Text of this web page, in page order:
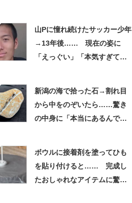
山Pに憧れ続けたサッカー少年
→13年後…… 現在の姿に
「えっぐい」「本気すぎて尊
新潟の海で拾った石→割れ目
から中をのぞいたら……驚き
の中身に「本当にあるんです
ボウルに接着剤を塗ってひも
を貼り付けると…… 完成し
たおしゃれなアイテムに驚き